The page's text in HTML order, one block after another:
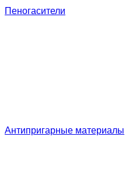
Пеногасители
Антипригарные материалы